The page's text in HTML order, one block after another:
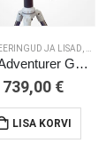
JA LISAD
Star Adventurer GTi monteering kolmjalaga
739,00 €
LISA KORVI